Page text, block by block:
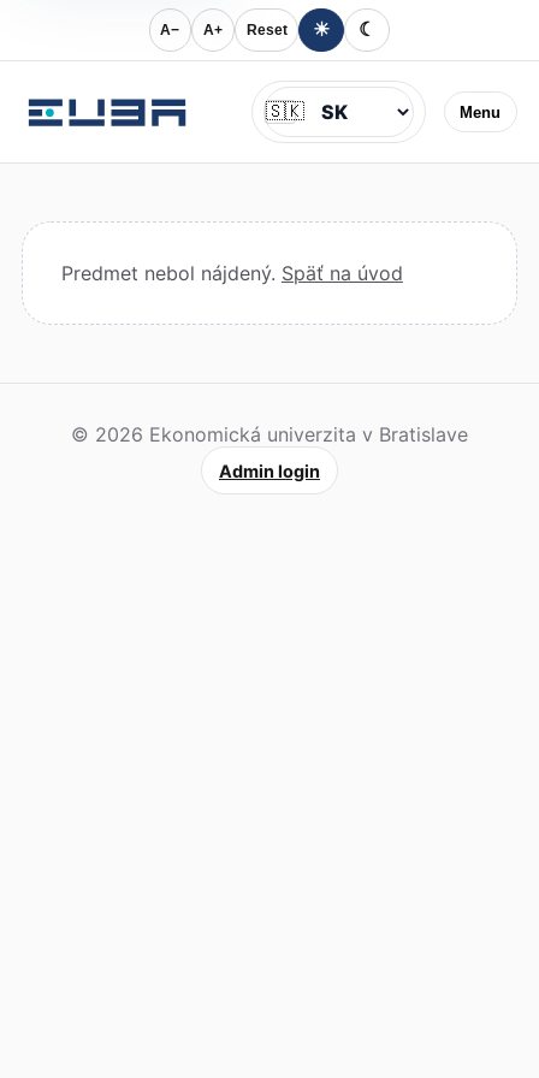
A− A+ Reset ☀ ☾
Menu
Jazyk
🇸🇰
Predmet nebol nájdený. Späť na úvod
© 2026 Ekonomická univerzita v Bratislave
Admin login